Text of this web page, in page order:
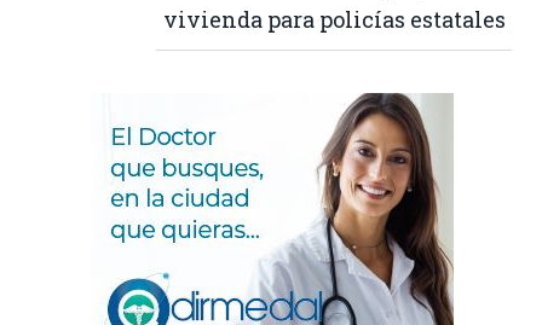
vivienda para policías estatales